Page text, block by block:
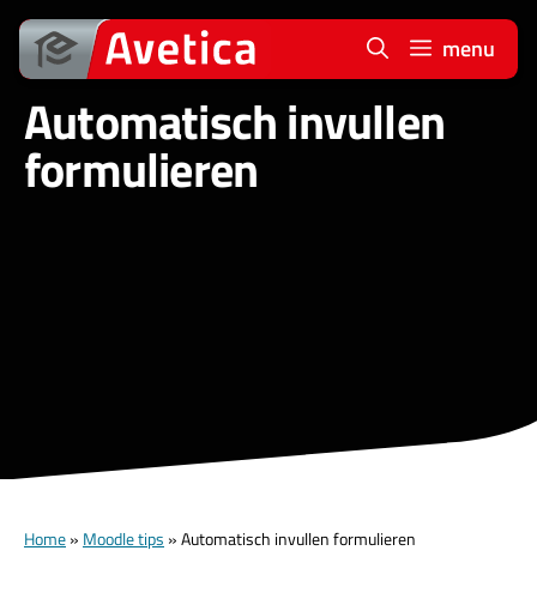
Ga
naar
de
inhoud
menu
Automatisch invullen
formulieren
Home» Moodle tips »Automatisch invullen formulieren